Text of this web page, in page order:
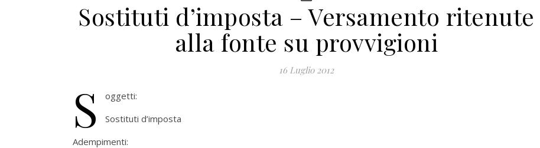
Sostituti d’imposta – Versamento ritenute
alla fonte su provvigioni
16 Luglio 2012
S
oggetti:
Sostituti d’imposta
Adempimenti: